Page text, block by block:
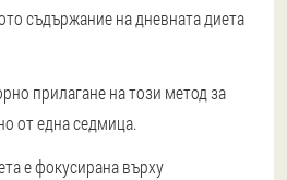
съдържание на дневната диета
прилагане на този метод за
от една седмица.
е фокусирана върху